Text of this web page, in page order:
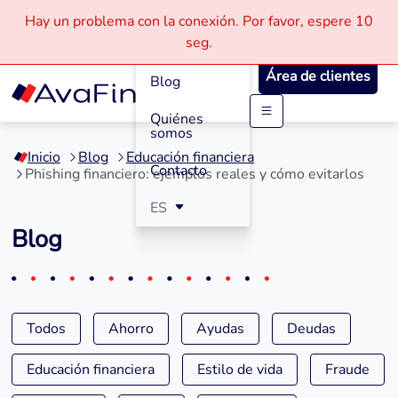
Saltar
contenido
Hay un problema con la conexión. Por favor, espere 10
seg.
Cómo
Funciona
Blog
Quiénes
somos
Contacto
ES
Área de clientes
Inicio Blog
Educación financiera
Phishing financiero: ejemplos reales y cómo evitarlos
Blog
Todos Ahorro Ayudas Deudas
Educación financiera Estilo de vida Fraude